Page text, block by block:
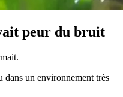
peur du bruit
dans un environnement très